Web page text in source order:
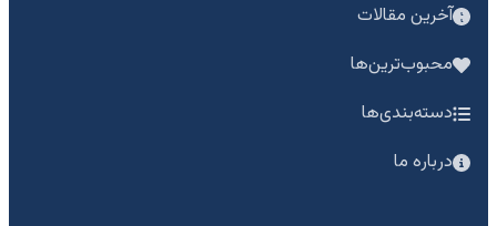
آخرین مقالات
محبوب‌ترین‌ها
دسته‌بندی‌ها
درباره ما